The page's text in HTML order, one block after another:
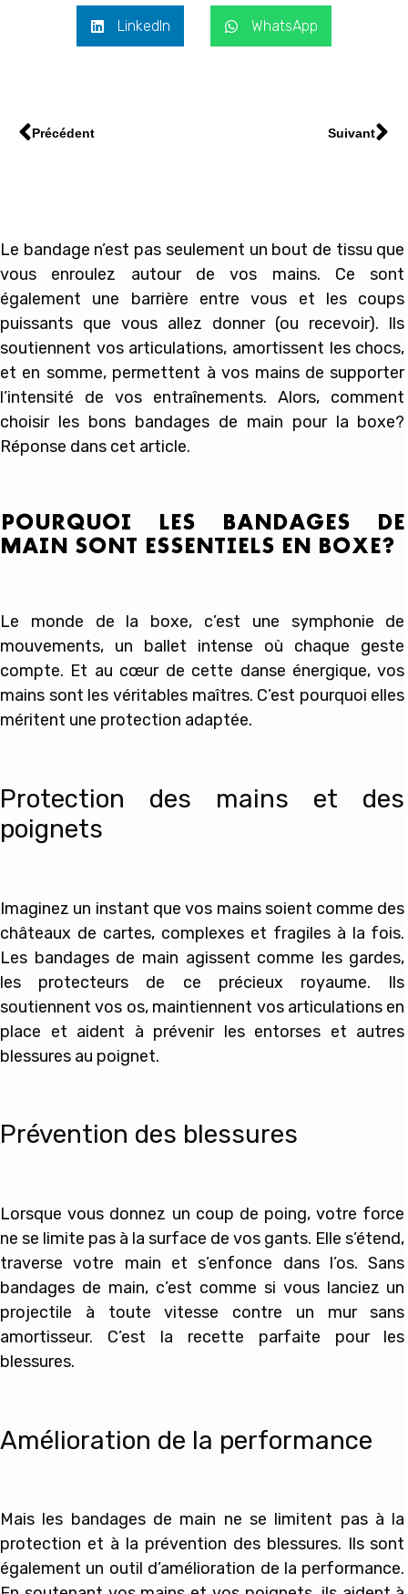
LinkedIn WhatsApp
Précédent Suivant
Le bandage n’est pas seulement un bout de tissu que
vous enroulez autour de vos mains. Ce sont
également une barrière entre vous et les coups
puissants que vous allez donner (ou recevoir). Ils
soutiennent vos articulations, amortissent les chocs,
et en somme, permettent à vos mains de supporter
l’intensité de vos entraînements. Alors, comment
choisir les bons bandages de main pour la boxe?
Réponse dans cet article.
POURQUOI LES BANDAGES DE
MAIN SONT ESSENTIELS EN BOXE?
Le monde de la boxe, c’est une symphonie de
mouvements, un ballet intense où chaque geste
compte. Et au cœur de cette danse énergique, vos
mains sont les véritables maîtres. C’est pourquoi elles
méritent une protection adaptée.
Protection des mains et des
poignets
Imaginez un instant que vos mains soient comme des
châteaux de cartes, complexes et fragiles à la fois.
Les bandages de main agissent comme les gardes,
les protecteurs de ce précieux royaume. Ils
soutiennent vos os, maintiennent vos articulations en
place et aident à prévenir les entorses et autres
blessures au poignet.
Prévention des blessures
Lorsque vous donnez un coup de poing, votre force
ne se limite pas à la surface de vos gants. Elle s’étend,
traverse votre main et s’enfonce dans l’os. Sans
bandages de main, c’est comme si vous lanciez un
projectile à toute vitesse contre un mur sans
amortisseur. C’est la recette parfaite pour les
blessures.
Amélioration de la performance
Mais les bandages de main ne se limitent pas à la
protection et à la prévention des blessures. Ils sont
également un outil d’amélioration de la performance.